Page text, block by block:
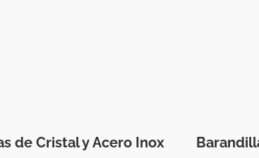
de Cristal y Acero Inox